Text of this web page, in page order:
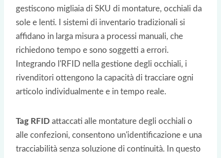
gestiscono migliaia di SKU di montature, occhiali da
sole e lenti. I sistemi di inventario tradizionali si
affidano in larga misura a processi manuali, che
richiedono tempo e sono soggetti a errori.
Integrando l'RFID nella gestione degli occhiali, i
rivenditori ottengono la capacità di tracciare ogni
articolo individualmente e in tempo reale.
Tag RFID attaccati alle montature degli occhiali o
alle confezioni, consentono un'identificazione e una
tracciabilità senza soluzione di continuità. In questo